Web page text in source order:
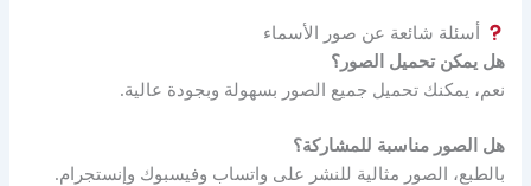
أسئلة شائعة عن صور الأسماء
هل يمكن تحميل الصور؟
نعم، يمكنك تحميل جميع الصور بسهولة وبجودة عالية.
هل الصور مناسبة للمشاركة؟
بالطبع، الصور مثالية للنشر على واتساب وفيسبوك وإنستجرام.